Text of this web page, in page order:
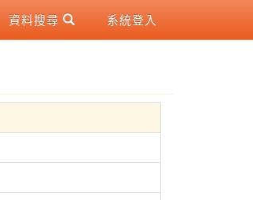
資料搜尋 系統登入